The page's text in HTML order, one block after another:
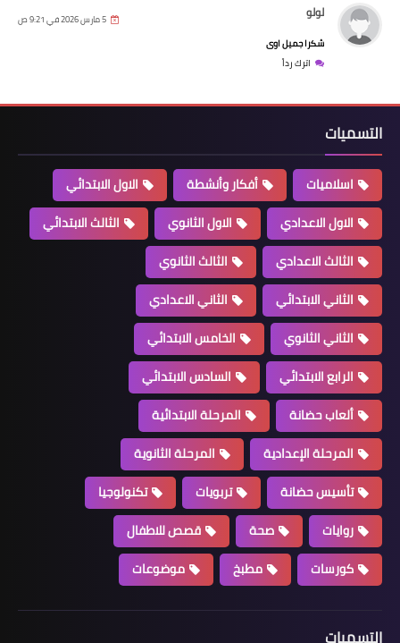
لولو 5 مارس 2026 في 9:21 ص
شكرا جميل اوى
اترك رداً
التسميات
اسلاميات أفكار وأنشطة
الاول الابتدائي
الاول الاعدادي
الاول الثانوي
الثالث الابتدائي
الثالث الاعدادي
الثالث الثانوي
الثاني الابتدائي
الثاني الاعدادي
الثاني الثانوي
الخامس الابتدائي
الرابع الابتدائي
السادس الابتدائي
ألعاب حضانة
المرحلة الابتدائية
المرحلة الإعدادية
المرحلة الثانوية
تأسيس حضانة
تربويات
تكنولوجيا
روايات
صحة
قصص للاطفال
كورسات
مطبخ موضوعات
التسميات